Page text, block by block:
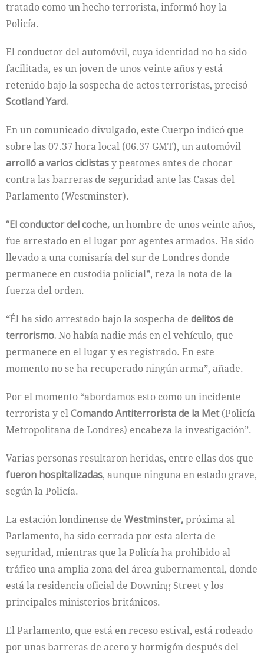
tratado como un hecho terrorista, informó hoy la
Policía.
El conductor del automóvil, cuya identidad no ha sido
facilitada, es un joven de unos veinte años y está
retenido bajo la sospecha de actos terroristas, precisó
Scotland Yard.
En un comunicado divulgado, este Cuerpo indicó que
sobre las 07.37 hora local (06.37 GMT), un automóvil
arrolló a varios ciclistasy peatones antes de chocar
contra las barreras de seguridad ante las Casas del
Parlamento (Westminster).
“El conductor del coche,un hombre de unos veinte años,
fue arrestado en el lugar por agentes armados. Ha sido
llevado a una comisaría del sur de Londres donde
permanece en custodia policial”, reza la nota de la
fuerza del orden.
“Él ha sido arrestado bajo la sospecha de delitos de
terrorismo.No había nadie más en el vehículo, que
permanece en el lugar y es registrado. En este
momento no se ha recuperado ningún arma”, añade.
Por el momento “abordamos esto como un incidente
terrorista y elComando Antiterrorista de la Met(Policía
Metropolitana de Londres) encabeza la investigación”.
Varias personas resultaron heridas, entre ellas dos que
fueron hospitalizadas, aunque ninguna en estado grave,
según la Policía.
La estación londinense de Westminster,próxima al
Parlamento, ha sido cerrada por esta alerta de
seguridad, mientras que la Policía ha prohibido al
tráfico una amplia zona del área gubernamental, donde
está la residencia oficial de Downing Street y los
principales ministerios británicos.
El Parlamento, que está en receso estival, está rodeado
por unas barreras de acero y hormigón después del